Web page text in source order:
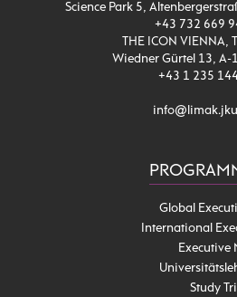
Science Park 5,
+43 732 669
THE ICON VIENNA,
Wiedner Gürtel 13, A-
+43 1 235
Global
International
Executive
Study